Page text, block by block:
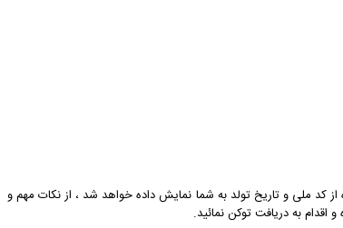
از کد ملی و تاریخ تولد به شما نمایش داده خواهد شد ، از نکات مهم و